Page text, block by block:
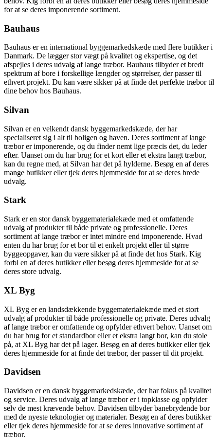
for at se deres imponerende sortiment.
Bauhaus
Bauhaus er en international byggemarkedskæde med flere butikker i
Danmark. De lægger stor vægt på kvalitet og ekspertise, og det
afspejles i deres udvalg af lange træbor. Bauhaus tilbyder et bredt
spektrum af bore i forskellige længder og størrelser, der passer til
ethvert projekt. Du kan være sikker på at finde det perfekte træbor til
dine behov hos Bauhaus.
Silvan
Silvan er en velkendt dansk byggemarkedskæde, der har
specialiseret sig i alt til boligen og haven. Deres sortiment af lange
træbor er imponerende, og du finder nemt lige præcis det, du leder
efter. Uanset om du har brug for et kort eller et ekstra langt træbor,
kan du regne med, at Silvan har det på hylderne. Besøg en af deres
mange butikker eller tjek deres hjemmeside for at se deres brede
udvalg.
Stark
Stark er en stor dansk byggematerialekæde med et omfattende
udvalg af produkter til både private og professionelle. Deres
sortiment af lange træbor er intet mindre end imponerende. Hvad
enten du har brug for et bor til et enkelt projekt eller til større
byggeopgaver, kan du være sikker på at finde det hos Stark. Kig
forbi en af deres butikker eller besøg deres hjemmeside for at se
deres store udvalg.
XL Byg
XL Byg er en landsdækkende byggematerialekæde med et stort
udvalg af produkter til både professionelle og private. Deres udvalg
af lange træbor er omfattende og opfylder ethvert behov. Uanset om
du har brug for et standardbor eller et ekstra langt bor, kan du stole
på, at XL Byg har det på lager. Besøg en af deres butikker eller tjek
deres hjemmeside for at finde det træbor, der passer til dit projekt.
Davidsen
Davidsen er en dansk byggemarkedskæde, der har fokus på kvalitet
og service. Deres udvalg af lange træbor er i topklasse og opfylder
selv de mest krævende behov. Davidsen tilbyder banebrydende bor
med de nyeste teknologier og materialer. Besøg en af deres butikker
eller tjek deres hjemmeside for at se deres innovative sortiment af
træbor.